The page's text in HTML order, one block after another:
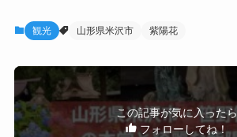
観光 山形県米沢市 紫陽花
この記事が気に入ったら
フォローしてね！